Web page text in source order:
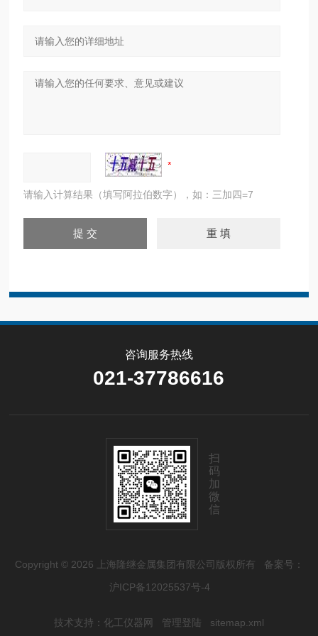
请输入计算结果（填写阿拉伯数字），如：三加四=7
咨询服务热线
021-37786616
扫
码
加
微
信
Copyright © 2026 上海隆继金属集团有限公司版权所有 备案号：
沪ICP备12025537号-4
技术支持： 化工仪器网 管理登陆 sitemap.xml